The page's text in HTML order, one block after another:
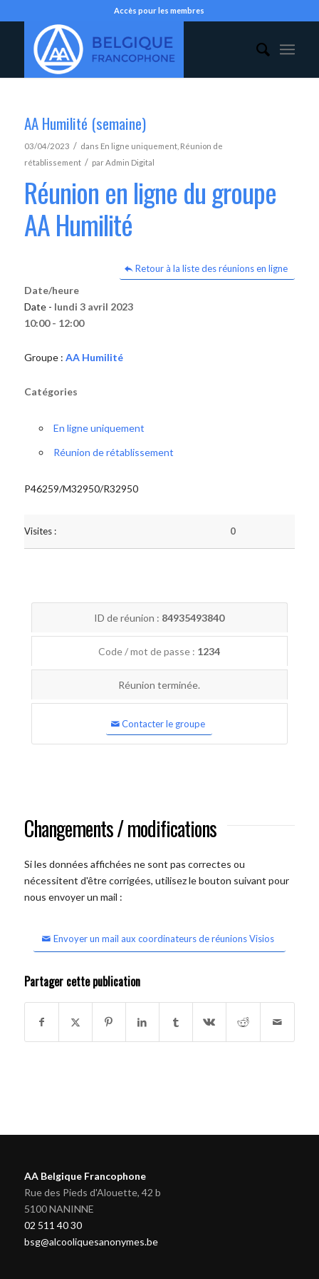
Accès pour les membres
AA Humilité (semaine)
03/04/2023 / dans En ligne uniquement, Réunion de
rétablissement / parAdmin Digital
Réunion en ligne du groupe
AA Humilité
Retour à la liste des réunions en ligne
Date/heure
Date - lundi 3 avril 2023
10:00 - 12:00
Groupe : AA Humilité
Catégories
En ligne uniquement
Réunion de rétablissement
P46259/M32950/R32950
Visites : 0
ID de réunion : 84935493840
Code / mot de passe : 1234
Réunion terminée.
Contacter le groupe
Changements / modifications
Si les données affichées ne sont pas correctes ou
nécessitent d'être corrigées, utilisez le bouton suivant pour
nous envoyer un mail :
Envoyer un mail aux coordinateurs de réunions Visios
Partager cette publication
AA Belgique Francophone
Rue des Pieds d'Alouette, 42 b
5100 NANINNE
02 511 40 30
bsg@alcooliquesanonymes.be